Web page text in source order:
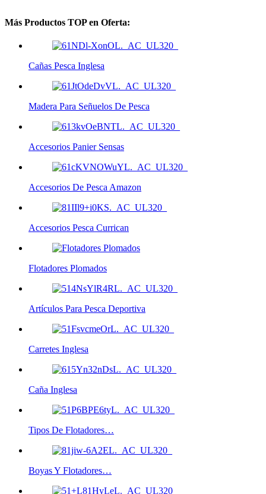
Más Productos TOP en Oferta:
Cañas Pesca Inglesa
Madera Para Señuelos De Pesca
Accesorios Panier Sensas
Accesorios De Pesca Amazon
Accesorios Pesca Currican
Flotadores Plomados
Artículos Para Pesca Deportiva
Carretes Inglesa
Caña Inglesa
Tipos De Flotadores…
Boyas Y Flotadores…